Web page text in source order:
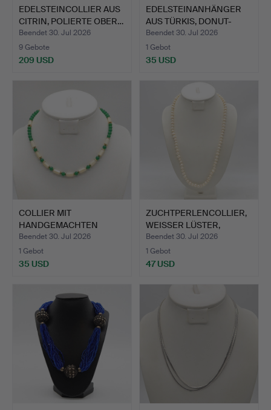
EDELSTEINCOLLIER AUS
CITRIN, POLIERTE OBER…
Beendet 30. Jul 2026
9 Gebote
209 USD
EDELSTEINANHÄNGER
AUS TÜRKIS, DONUT-
FORM, …
Beendet 30. Jul 2026
1 Gebot
35 USD
COLLIER MIT
HANDGEMACHTEN
PERLEN, RUND UND…
Beendet 30. Jul 2026
1 Gebot
35 USD
ZUCHTPERLENCOLLIER,
WEISSER LÜSTER,
ENTRUN…
Beendet 30. Jul 2026
1 Gebot
47 USD